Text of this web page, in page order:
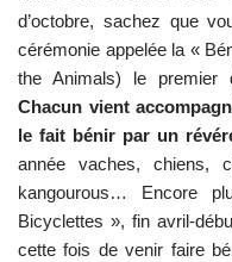
d’octobre, sachez que
cérémonie appelée la «
the Animals) le premier
Chacun vient
le fait bénir par un
année vaches, chiens,
kangourous… Encore
Bicyclettes », fin avril-
cette fois de venir faire